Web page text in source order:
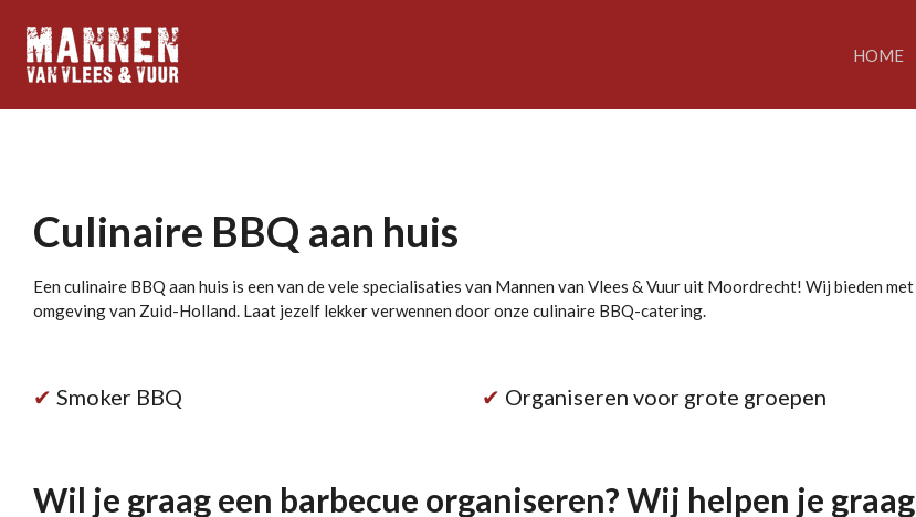
direct
naar
HOME
Culinaire BBQ aan huis
Een culinaire BBQ aan huis is een van de vele specialisaties van Mannen van Vlees & Vuur uit Moordrecht! Wij bieden
omgeving van Zuid-Holland. Laat jezelf lekker verwennen door onze culinaire BBQ-catering.
✔ Smoker BBQ ✔ Organiseren voor grote groepen
Wil je graag een barbecue organiseren? Wij helpen je